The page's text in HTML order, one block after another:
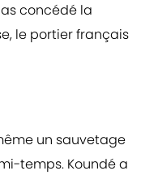
concédé la
le portier français
un sauvetage
temps. Koundé a